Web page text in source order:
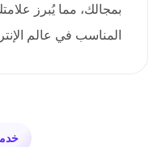
بمجالك، مما يُبرز
المناسب في عالم